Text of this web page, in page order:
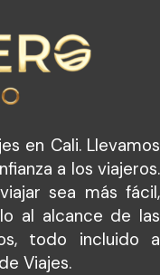
en Cali. Llevamos
a los viajeros.
sea más fácil,
al alcance de las
todo incluido a
Viajes.